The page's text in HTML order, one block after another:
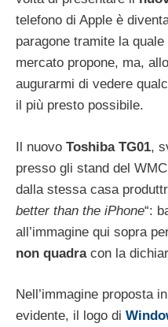
telefono di Apple è
paragone tramite la
mercato propone, ma,
augurarmi di vedere
il più presto possibile.
Il nuovo Toshiba TG01,
presso gli stand del
dalla stessa casa
better than the iPhone“:
all’immagine qui sopra
non quadracon la
Nell’immagine proposta
evidente, il logo di